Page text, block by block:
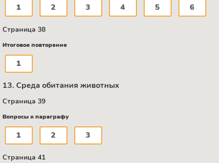
1 2 3 4 5 6
Страница 38
Итоговое повторение
1
13. Среда обитания животных
Страница 39
Вопросы к параграфу
1 2 3
Страница 41